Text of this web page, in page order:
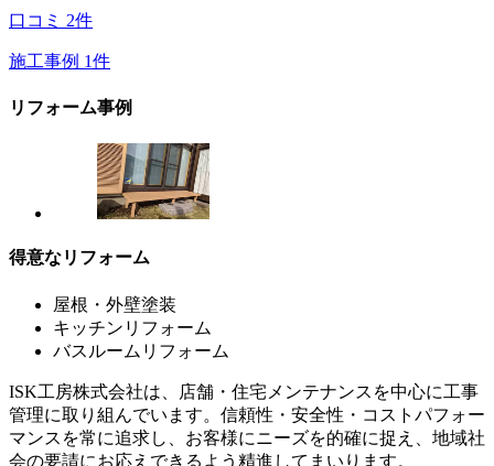
口コミ 2件
施工事例 1件
リフォーム事例
得意なリフォーム
屋根・外壁塗装
キッチンリフォーム
バスルームリフォーム
ISK工房株式会社は、店舗・住宅メンテナンスを中心に工事
管理に取り組んでいます。信頼性・安全性・コストパフォー
マンスを常に追求し、お客様にニーズを的確に捉え、地域社
会の要請にお応えできるよう精進してまいります。